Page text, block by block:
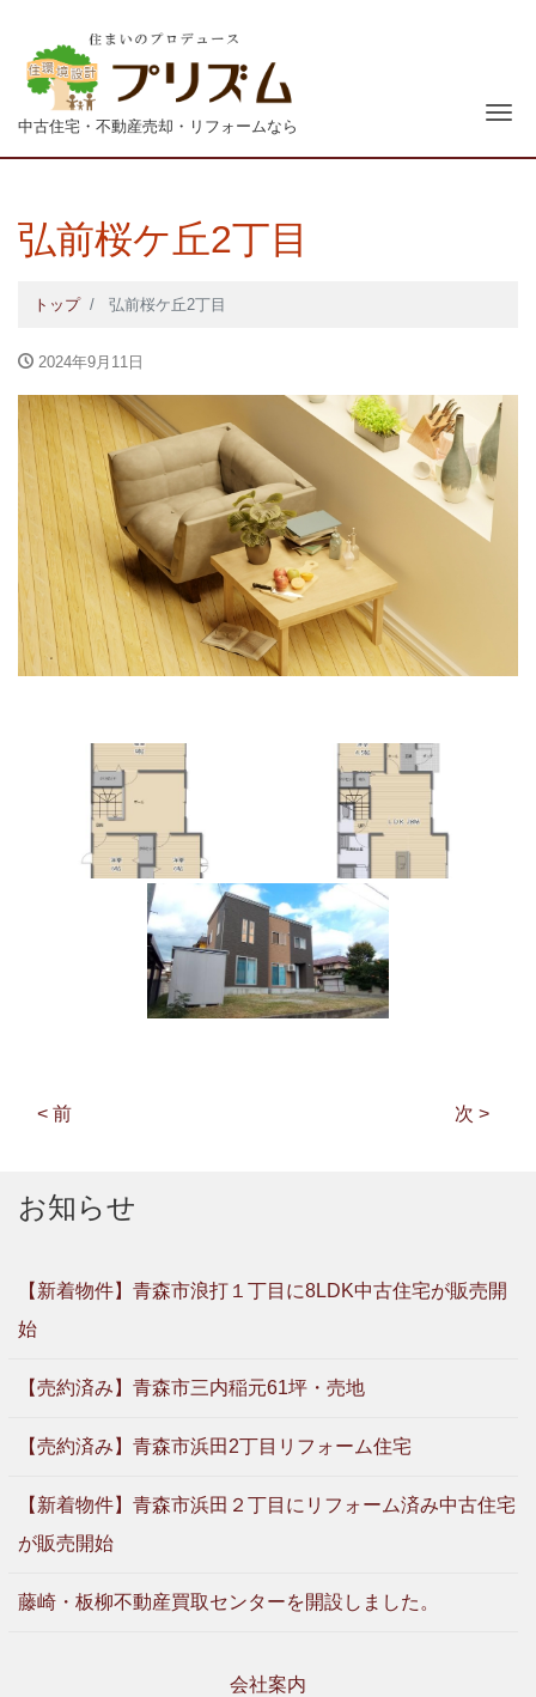
中古住宅・不動産売却・リフォームなら ナ
弘前桜ケ丘2丁目
トップ 弘前桜ケ丘2丁目
2024年9月11日
< 前 次 >
お知らせ
【新着物件】青森市浪打１丁目に8LDK中古住宅が販売開
始
【売約済み】青森市三内稲元61坪・売地
【売約済み】青森市浜田2丁目リフォーム住宅
【新着物件】青森市浜田２丁目にリフォーム済み中古住宅
が販売開始
藤崎・板柳不動産買取センターを開設しました。
会社案内